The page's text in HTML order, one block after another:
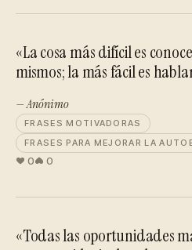
«La cosa más difícil es
mismos; la más fácil es
— Anónimo
FRASES MOTIVADORAS
FRASES PARA MEJORAR LA
0 0
«Todas las oportunidades